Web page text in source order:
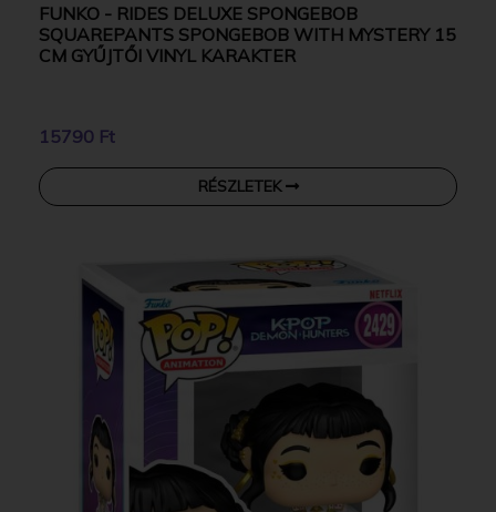
FUNKO - RIDES DELUXE SPONGEBOB
SQUAREPANTS SPONGEBOB WITH MYSTERY 15
CM GYŰJTŐI VINYL KARAKTER
15790 Ft
RÉSZLETEK